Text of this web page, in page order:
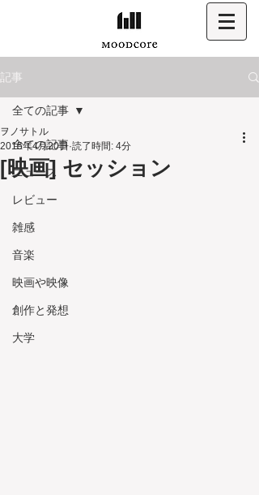
記事
全ての記事
ニュース
レビュー
雑感
音楽
映画や映像
創作と発想
大学
全ての記事
[映画] セッション
ヲノサトル
2015年4月20日 読了時間: 4分